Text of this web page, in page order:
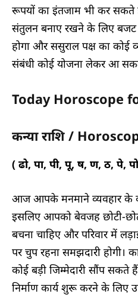
रूपयों का इंतजाम भी कर सकते
संतुलन बनाए रखने के लिए
होगा और ससुराल पक्ष का
संबंधी कोई योजना लेकर आ
Today Horoscope
कन्या राशि /
( ढो, पा, पी, पू, ष, ण, ठ, पे,
आज आपके मनमाने व्यवहार के
इसलिए आपको बेवजह छोटी-
बचना चाहिए और परिवार में
पर चुप रहना समझदारी होगी।
कोई बड़ी जिम्मेदारी सौंप
निर्माण कार्य शुरू करने के लिए